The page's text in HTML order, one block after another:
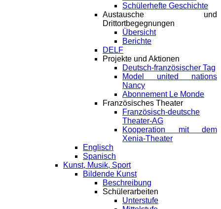
Schülerhefte Geschichte
Austausche und
Drittortbegegnungen
Übersicht
Berichte
DELF
Projekte und Aktionen
Deutsch-französischer Tag
Model united nations
Nancy
Abonnement Le Monde
Französisches Theater
Französisch-deutsche
Theater-AG
Kooperation mit dem
Xenia-Theater
Englisch
Spanisch
Kunst, Musik, Sport
Bildende Kunst
Beschreibung
Schülerarbeiten
Unterstufe